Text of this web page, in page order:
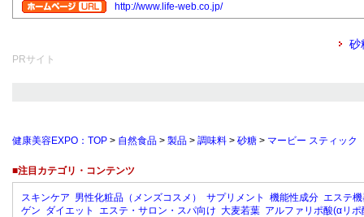
http://www.life-web.co.jp/
砂
PRサイト
健康美容EXPO：TOP > 自然食品 > 製品 > 調味料 > 砂糖 > マービー スティック
■注目カテゴリ・コンテンツ
スキンケア 男性化粧品（メンズコスメ） サプリメント 機能性成分 エステ
ゲン ダイエット エステ・サロン・スパ向け 大麦若葉 アルファリポ酸(αリポ